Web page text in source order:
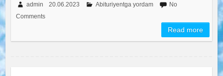
admin 20.06.2023 Abituriyentga yordam
No
Comments
Read more